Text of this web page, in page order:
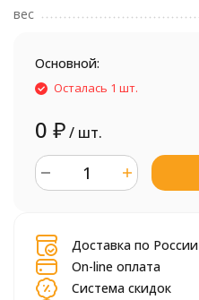
вес
Основной:
Осталась 1 шт.
0 ₽/ шт.
Доставка по России
On-line оплата
Система скидок